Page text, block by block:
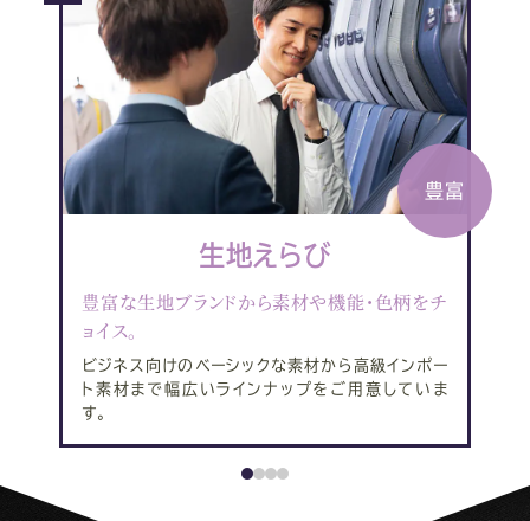
豊富
生地えらび
豊富な生地ブランドから素材や機能・色柄をチ
ョイス。
ビジネス向けのベーシックな素材から高級インポー
ト素材まで幅広いラインナップをご用意していま
す。